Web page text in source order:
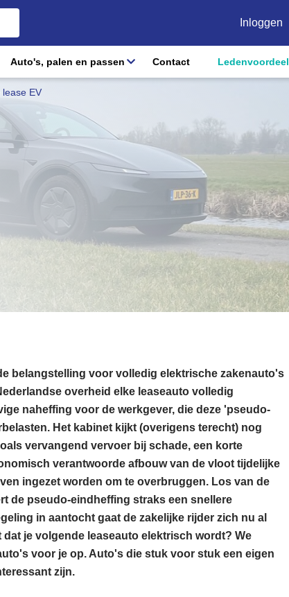
Inloggen
Auto's, palen en passen Contact Ledenvoordeel
EV
belangstelling voor volledig elektrische zakenauto's
overheid elke leaseauto volledig
naheffing voor de werkgever, die deze 'pseudo-
Het kabinet kijkt (overigens terecht) nog
vervangend vervoer bij schade, een korte
verantwoorde afbouw van de vloot tijdelijke
ingezet worden om te overbruggen. Los van de
de pseudo-eindheffing straks een snellere
in aantocht gaat de zakelijke rijder zich nu al
je volgende leaseauto elektrisch wordt? We
voor je op. Auto's die stuk voor stuk een eigen
zijn.